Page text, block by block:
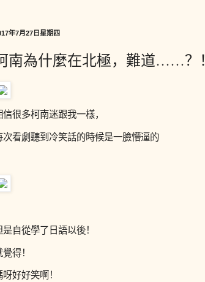
年7月27日星期四
南為什麼在北極，難道……？！
信很多柯南迷跟我一樣，
次看劇聽到冷笑話的時候是一臉懵逼的
是自從學了日語以後！
得！
呀好好笑啊！